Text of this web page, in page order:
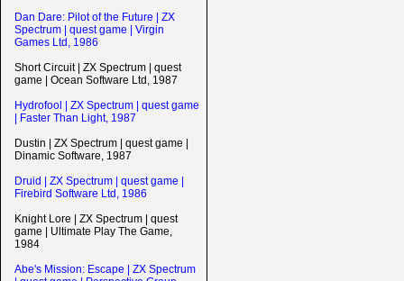
Dan Dare: Pilot of the Future | ZX
Spectrum | quest game | Virgin
Games Ltd, 1986
Short Circuit | ZX Spectrum | quest
game | Ocean Software Ltd, 1987
Hydrofool | ZX Spectrum | quest game
| Faster Than Light, 1987
Dustin | ZX Spectrum | quest game |
Dinamic Software, 1987
Druid | ZX Spectrum | quest game |
Firebird Software Ltd, 1986
Knight Lore | ZX Spectrum | quest
game | Ultimate Play The Game,
1984
Abe's Mission: Escape | ZX Spectrum